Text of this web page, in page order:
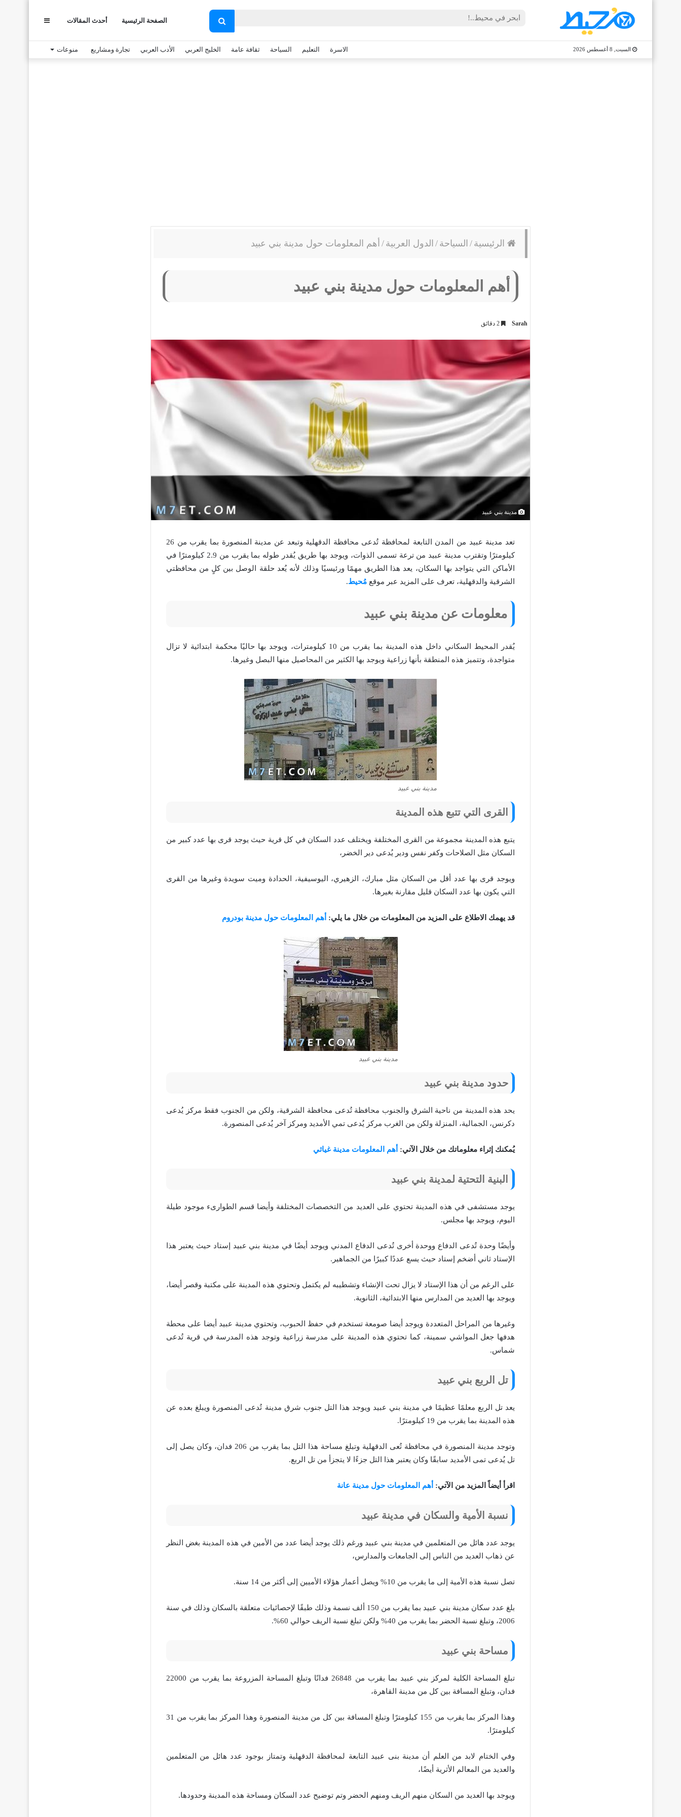
بحث
عن
الصفحة الرئيسية أحدث المقالات
السبت, 8 أغسطس 2026 الاسرة التعليم السياحة ثقافة عامة الخليج العربي الأدب العربي تجارة ومشاريع منوعات
الرئيسية / السياحة / الدول العربية / أهم المعلومات حول مدينة بني عبيد
أهم المعلومات حول مدينة بني عبيد
Sarah
مدينة بني عبيد
تعد مدينة عبيد من المدن التابعة لمحافظة تُدعى محافظة الدقهلية وتبعد عن مدينة المنصورة بما يقرب من 26
كيلومترًا وتقترب مدينة عبيد من ترعة تسمى الذوات، ويوجد بها طريق يُقدر طوله بما يقرب من 2.9 كيلومترًا في
الأماكن التي يتواجد بها السكان، يعد هذا الطريق مهمًا ورئيسيًا وذلك لأنه يُعد حلقة الوصل بين كلٍ من محافظتي
الشرقية والدقهلية، تعرف على المزيد عبر موقع مُحيط.
معلومات عن مدينة بني عبيد
يُقدر المحيط السكاني داخل هذه المدينة بما يقرب من 10 كيلومترات، ويوجد بها حاليًا محكمة ابتدائية لا تزال
متواجدة، وتتميز هذه المنطقة بأنها زراعية ويوجد بها الكثير من المحاصيل منها البصل وغيرها.
مدينة بني عبيد
القرى التي تتبع هذه المدينة
يتبع هذه المدينة مجموعة من القرى المختلفة ويختلف عدد السكان في كل قرية حيث يوجد قرى بها عدد كبير من
السكان مثل الصلاحات وكفر نفس ودير يُدعى دير الخضر،
ويوجد قرى بها عدد أقل من السكان مثل مبارك، الزهيري، اليوسيفية، الحدادة وميت سويدة وغيرها من القرى
التي يكون بها عدد السكان قليل مقارنة بغيرها.
قد يهمك الاطلاع على المزيد من المعلومات من خلال ما يلي: أهم المعلومات حول مدينة بودروم
مدينة بني عبيد
حدود مدينة بني عبيد
يحد هذه المدينة من ناحية الشرق والجنوب محافظة تُدعى محافظة الشرقية، ولكن من الجنوب فقط مركز يُدعى
دكرنس، الجمالية، المنزلة ولكن من الغرب مركز يُدعى تمي الأمديد ومركز آخر يُدعى المنصورة.
يُمكنك إثراء معلوماتك من خلال الآتي: أهم المعلومات مدينة غياثي
البنية التحتية لمدينة بني عبيد
يوجد مستشفى في هذه المدينة تحتوي على العديد من التخصصات المختلفة وأيضا قسم الطوارىء موجود طيلة
اليوم، ويوجد بها مجلس.
وأيضًا وحدة تُدعى الدفاع ووحدة أخرى تُدعى الدفاع المدني ويوجد أيضًا في مدينة بني عبيد إستاد حيث يعتبر هذا
الإستاد ثاني أضخم إستاد حيث يسع عددًا كبيرًا من الجماهير.
على الرغم من أن هذا الإستاد لا يزال تحت الإنشاء وتشطيبه لم يكتمل وتحتوي هذه المدينة على مكتبة وقصر أيضا،
ويوجد بها العديد من المدارس منها الابتدائية، الثانوية.
وغيرها من المراحل المتعددة ويوجد أيضا صومعة تستخدم في حفظ الحبوب، وتحتوي مدينة عبيد أيضا على محطة
هدفها جعل المواشي سمينة، كما تحتوي هذه المدينة على مدرسة زراعية وتوجد هذه المدرسة في قرية تُدعى
شماس.
تل الربع بني عبيد
يعد تل الربع معلمًا عظيمًا في مدينة بني عبيد ويوجد هذا التل جنوب شرق مدينة تُدعى المنصورة ويبلغ بعده عن
هذه المدينة بما يقرب من 19 كيلومترًا.
وتوجد مدينة المنصورة في محافظة تُعى الدقهلية وتبلغ مساحة هذا التل بما يقرب من 206 فدان، وكان يصل إلى
تل يُدعى تمى الأمديد سابقًا وكان يعتبر هذا التل جزءًا لا يتجزأ من تل الربع.
اقرأ أيضاً المزيد من الآتي: أهم المعلومات حول مدينة عانة
نسبة الأمية والسكان في مدينة عبيد
يوجد عدد هائل من المتعلمين في مدينة بني عبيد ورغم ذلك يوجد أيضا عدد من الأمين في هذه المدينة بغض النظر
عن ذهاب العديد من الناس إلى الجامعات والمدارس،
تصل نسبة هذه الأمية إلى ما يقرب من 10% ويصل أعمار هؤلاء الأميين إلى أكثر من 14 سنة.
بلغ عدد سكان مدينة بني عبيد بما يقرب من 150 ألف نسمة وذلك طبقًا لإحصائيات متعلقة بالسكان وذلك في سنة
2006، وتبلغ نسبة الحضر بما يقرب من 40% ولكن تبلغ نسبة الريف حوالي 60%.
مساحة بني عبيد
تبلغ المساحة الكلية لمركز بني عبيد بما يقرب من 26848 فدانًا وتبلغ المساحة المزروعة بما يقرب من 22000
فدان، وتبلغ المسافة بين كل من مدينة القاهرة،
وهذا المركز بما يقرب من 155 كيلومترًا وتبلغ المسافة بين كل من مدينة المنصورة وهذا المركز بما يقرب من 31
كيلومترًا.
وفي الختام لابد من العلم أن مدينة بنى عبيد التابعة لمحافظة الدقهلية وتمتاز بوجود عدد هائل من المتعلمين
والعديد من المعالم الأثرية أيضًا،
ويوجد بها العديد من السكان منهم الريف ومنهم الحضر وتم توضيح عدد السكان ومساحة هذه المدينة وحدودها.